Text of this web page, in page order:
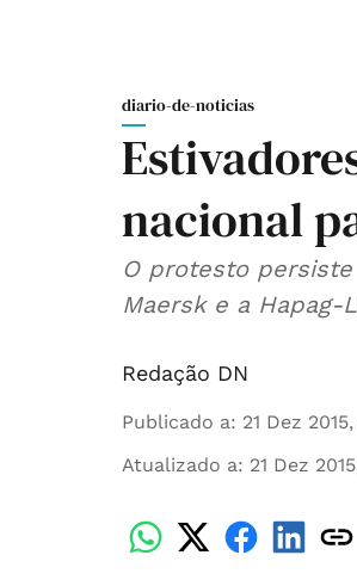
diario-de-noticias
nacional
O protesto
Maersk e a Hapag-
Redação DN
Publicado a: 21 Dez 2015,
Atualizado a: 21 Dez